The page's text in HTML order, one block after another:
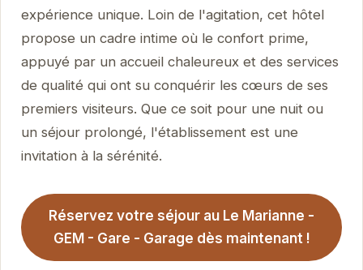
expérience unique. Loin de l'agitation, cet hôtel
propose un cadre intime où le confort prime,
appuyé par un accueil chaleureux et des services
de qualité qui ont su conquérir les cœurs de ses
premiers visiteurs. Que ce soit pour une nuit ou
un séjour prolongé, l'établissement est une
invitation à la sérénité.
Réservez votre séjour au Le Marianne -
GEM - Gare - Garage dès maintenant !